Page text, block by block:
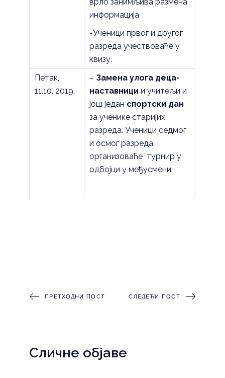
врло занимљива размена
информација.
-Ученици првог и другог
разреда учествоваће у
квизу.
Петак,
11.10. 2019.
– Замена улога деца-
наставници и учитељи и
још један спортски дан
за ученике старијих
разреда. Ученици седмог
и осмог разреда
организоваће турнир у
одбојци у међусмени.
ПРЕТХОДНИ ПОСТ СЛЕДЕЋИ ПОСТ
Сличне објаве